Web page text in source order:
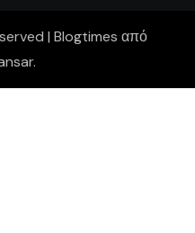
| Blogtimes από
.